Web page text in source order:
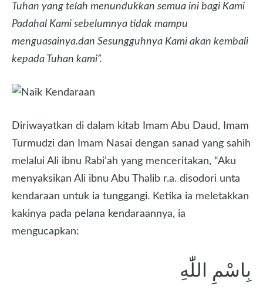
Tuhan yang telah menundukkan semua ini bagi Kami
Padahal Kami sebelumnya tidak mampu
menguasainya.dan Sesungguhnya Kami akan kembali
kepada Tuhan kami”.
Diriwayatkan di dalam kitab Imam Abu Daud, Imam
Turmudzi dan Imam Nasai dengan sanad yang sahih
melalui Ali ibnu Rabi’ah yang menceritakan, “Aku
menyaksikan Ali ibnu Abu Thalib r.a. disodori unta
kendaraan untuk ia tunggangi. Ketika ia meletakkan
kakinya pada pelana kendaraannya, ia
mengucapkan:
بِاسْمِ اللّٰهِ